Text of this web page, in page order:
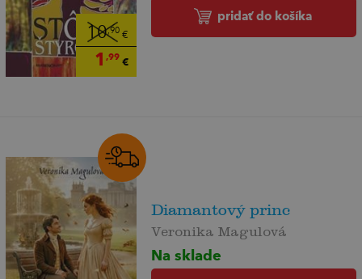
10,90€
1 ,99 €
pridať do košíka
Diamantový princ
Veronika Magulová
Na sklade